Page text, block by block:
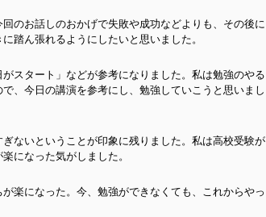
のお話しのおかげで失敗や成功などよりも、その後に
踏ん張れるようにしたいと思いました。
スタート」などが参考になりました。私は勉強のやる
、今日の講演を参考にし、勉強していこうと思いまし
ないということが印象に残りました。私は高校受験が
になった気がしました。
楽になった。今、勉強ができなくても、これからやっ